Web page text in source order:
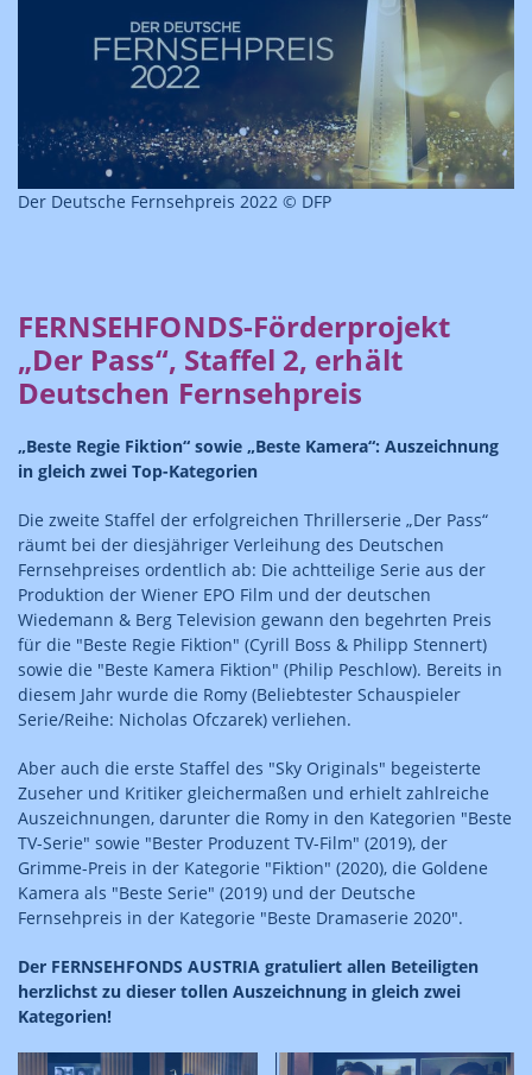
Der Deutsche Fernsehpreis 2022 © DFP
FERNSEHFONDS-Förderprojekt
„Der Pass“, Staffel 2, erhält
Deutschen Fernsehpreis
„Beste Regie Fiktion“ sowie „Beste Kamera“: Auszeichnung
in gleich zwei Top-Kategorien
Die zweite Staffel der erfolgreichen Thrillerserie „Der Pass“
räumt bei der diesjähriger Verleihung des Deutschen
Fernsehpreises ordentlich ab: Die achtteilige Serie aus der
Produktion der Wiener EPO Film und der deutschen
Wiedemann & Berg Television gewann den begehrten Preis
für die "Beste Regie Fiktion" (Cyrill Boss & Philipp Stennert)
sowie die "Beste Kamera Fiktion" (Philip Peschlow). Bereits in
diesem Jahr wurde die Romy (Beliebtester Schauspieler
Serie/Reihe: Nicholas Ofczarek) verliehen.
Aber auch die erste Staffel des "Sky Originals" begeisterte
Zuseher und Kritiker gleichermaßen und erhielt zahlreiche
Auszeichnungen, darunter die Romy in den Kategorien "Beste
TV-Serie" sowie "Bester Produzent TV-Film" (2019), der
Grimme-Preis in der Kategorie "Fiktion" (2020), die Goldene
Kamera als "Beste Serie" (2019) und der Deutsche
Fernsehpreis in der Kategorie "Beste Dramaserie 2020".
Der FERNSEHFONDS AUSTRIA gratuliert allen Beteiligten
herzlichst zu dieser tollen Auszeichnung in gleich zwei
Kategorien!